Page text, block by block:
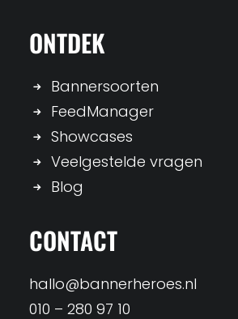
ONTDEK
Bannersoorten
FeedManager
Showcases
Veelgestelde vragen
Blog
CONTACT
hallo@bannerheroes.nl
010 – 280 97 10